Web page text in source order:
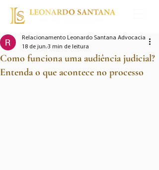
Como funciona uma audiência judicial?
Entenda o que acontece no processo
Relacionamento Leonardo Santana Advocacia
18 de jun.3 min de leitura